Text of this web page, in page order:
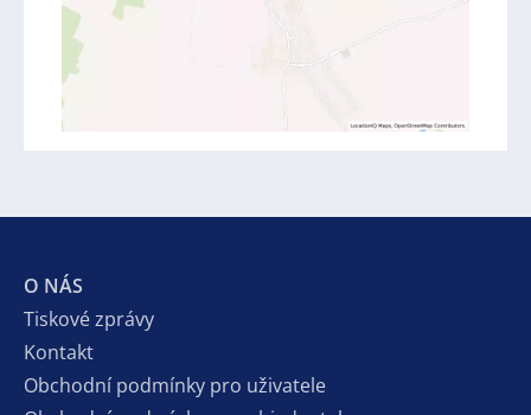
O NÁS
Tiskové zprávy
Kontakt
Obchodní podmínky pro uživatele